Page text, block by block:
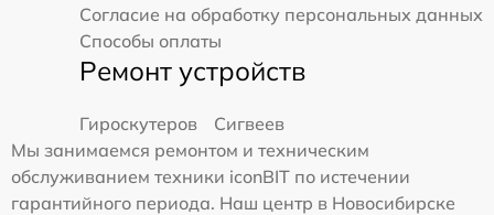
Согласие на обработку персональных данных
Способы оплаты
Ремонт устройств
Гироскутеров
Сигвеев
Мы занимаемся ремонтом и техническим
обслуживанием техники iconBIT по истечении
гарантийного периода. Наш центр в Новосибирске